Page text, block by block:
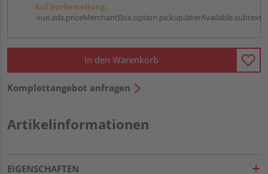
Auf Vorbestellung:
vue.ads.priceMerchantBox.option.pickup.laterAvailable.subtext
In den Warenkorb
Komplettangebot anfragen
Artikelinformationen
EIGENSCHAFTEN